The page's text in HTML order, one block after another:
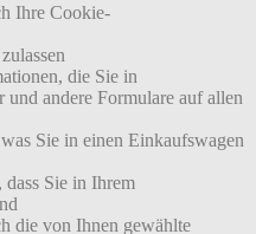
Ihre Cookie-
die Sie in
andere Formulare auf allen
Sie in einen Einkaufswagen
Sie in Ihrem
die von Ihnen gewählte